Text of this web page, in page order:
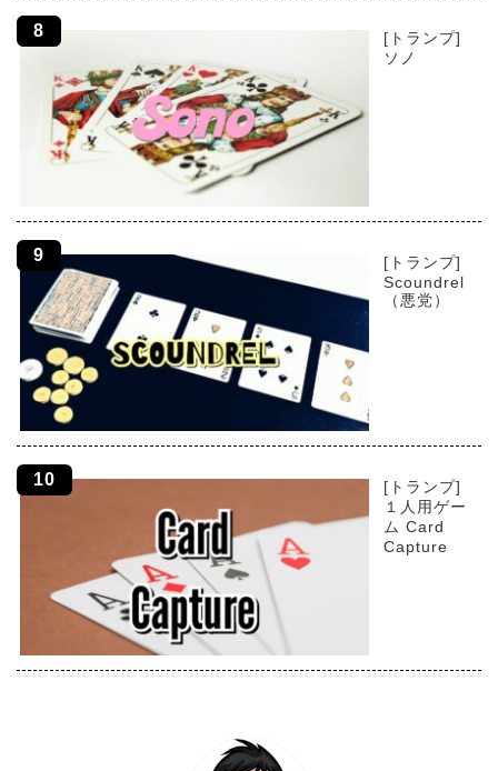
[トランプ]
ソノ
[トランプ]
Scoundrel
（悪党）
[トランプ]
１人用ゲー
ム Card
Capture